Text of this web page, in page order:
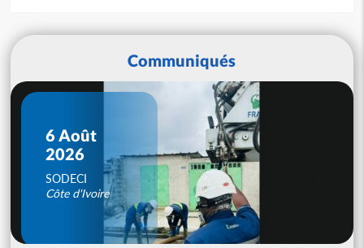
Communiqués
6 Août
2026
SODECI
Côte d'Ivoire